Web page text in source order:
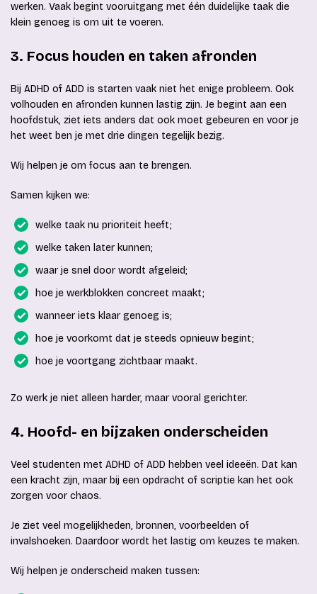
werken. Vaak begint vooruitgang met één duidelijke taak die
klein genoeg is om uit te voeren.
3. Focus houden en taken afronden
Bij ADHD of ADD is starten vaak niet het enige probleem. Ook
volhouden en afronden kunnen lastig zijn. Je begint aan een
hoofdstuk, ziet iets anders dat ook moet gebeuren en voor je
het weet ben je met drie dingen tegelijk bezig.
Wij helpen je om focus aan te brengen.
Samen kijken we:
welke taak nu prioriteit heeft;
welke taken later kunnen;
waar je snel door wordt afgeleid;
hoe je werkblokken concreet maakt;
wanneer iets klaar genoeg is;
hoe je voorkomt dat je steeds opnieuw begint;
hoe je voortgang zichtbaar maakt.
Zo werk je niet alleen harder, maar vooral gerichter.
4. Hoofd- en bijzaken onderscheiden
Veel studenten met ADHD of ADD hebben veel ideeën. Dat kan
een kracht zijn, maar bij een opdracht of scriptie kan het ook
zorgen voor chaos.
Je ziet veel mogelijkheden, bronnen, voorbeelden of
invalshoeken. Daardoor wordt het lastig om keuzes te maken.
Wij helpen je onderscheid maken tussen: